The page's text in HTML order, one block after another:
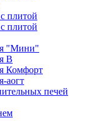
плитой
плитой
"Мини"
В
Комфорт
аогт
печей